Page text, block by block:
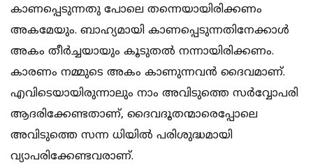
കാണപ്പെടുന്നതു പോലെ തന്നെയായിരിക്കണം
അകമേയും. ബാഹ്യമായി കാണപ്പെടുന്നതിനേക്കാള്‍
അകം തീര്‍ച്ചയായും കൂടുതല്‍ നന്നായിരിക്കണം.
കാരണം നമ്മുടെ അകം കാണുന്നവന്‍ ദൈവമാണ്.
എവിടെയായിരുന്നാലും നാം അവിടുത്തെ സര്‍വ്വോപരി
ആദരിക്കേണ്ടതാണ്, ദൈവദൂതന്മാരെപ്പോലെ
അവിടുത്തെ സന്ന ധിയില്‍ പരിശുദ്ധമായി
വ്യാപരിക്കേണ്ടവരാണ്.